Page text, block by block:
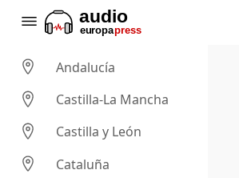
Andalucía
Castilla-La Mancha
Castilla y León
Cataluña